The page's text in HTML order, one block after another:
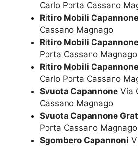
Carlo Porta Cassano
Ritiro Mobili Capannone
Cassano Magnago
Ritiro Mobili
Porta Cassano Magnago
Ritiro Mobili
Carlo Porta Cassano
Svuota Capannone Via
Cassano Magnago
Svuota Capannone
Porta Cassano Magnago
Sgombero Capannoni